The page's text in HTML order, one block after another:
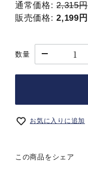
通常価格:2,315円
販売価格:2,199円
数量
お気に入りに追加
この商品をシェア